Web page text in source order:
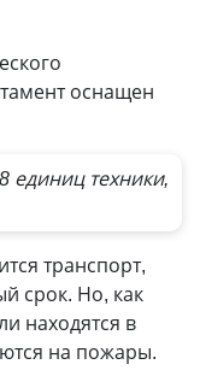
оснащен
единиц техники,
транспорт,
срок. Но, как
находятся в
на пожары.